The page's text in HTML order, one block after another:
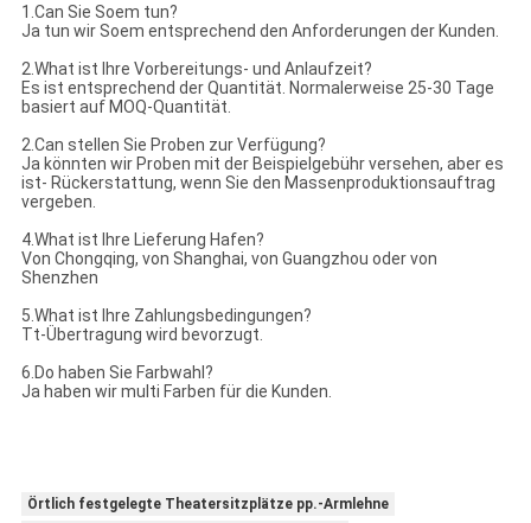
1.Can Sie Soem tun?
Ja tun wir Soem entsprechend den Anforderungen der Kunden.
2.What ist Ihre Vorbereitungs- und Anlaufzeit?
Es ist entsprechend der Quantität. Normalerweise 25-30 Tage
basiert auf MOQ-Quantität.
2.Can stellen Sie Proben zur Verfügung?
Ja könnten wir Proben mit der Beispielgebühr versehen, aber es
ist- Rückerstattung, wenn Sie den Massenproduktionsauftrag
vergeben.
4.What ist Ihre Lieferung Hafen?
Von Chongqing, von Shanghai, von Guangzhou oder von
Shenzhen
5.What ist Ihre Zahlungsbedingungen?
Tt-Übertragung wird bevorzugt.
6.Do haben Sie Farbwahl?
Ja haben wir multi Farben für die Kunden.
Örtlich festgelegte Theatersitzplätze pp.-Armlehne